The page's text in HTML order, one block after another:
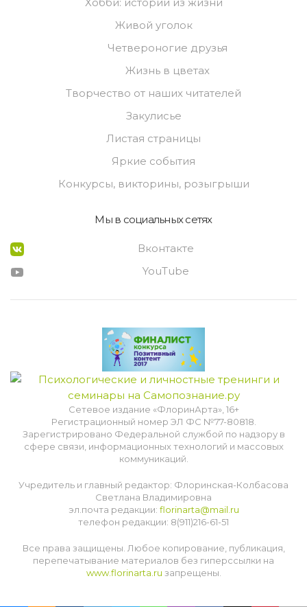
Живой уголок
Четвероногие друзья
Жизнь в цветах
Творчество от наших читателей
Закулисье
Листая страницы
Яркие события
Конкурсы, викторины, розыгрыши
Мы в социальных сетях
Вконтакте
YouTube
Сетевое издание «ФлоринАрта», 16+
Регистрационный номер ЭЛ ФС №77-80818.
Зарегистрировано Федеральной службой по надзору в
сфере связи, информационных технологий и массовых
коммуникаций.
Учредитель и главный редактор: Флоринская-Колбасова
Светлана Владимировна
эл.почта редакции: florinarta@mail.ru
телефон редакции: 8(911)216-61-51
Все права защищены. Любое копирование, публикация,
перепечатывание материалов без гиперссылки на
www.florinarta.ru запрещены.